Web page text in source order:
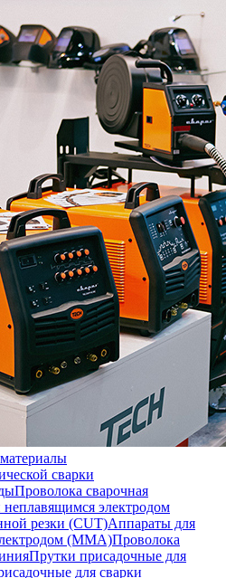
сварки
Проволока сварочная
электродом
резки (CUT)Аппараты для
(MMA)Проволока
Прутки присадочные для
для сварки